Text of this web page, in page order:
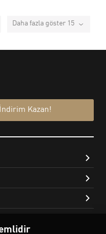
Daha fazla göster 15